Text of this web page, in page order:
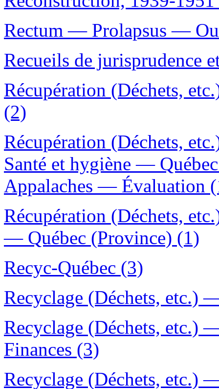
Rectum — Prolapsus —
Recueils de jurisprudence
Récupération (Déchets,
(2)
Récupération (Déchets,
Santé et hygiène —
Appalaches — Évaluation
Récupération (Déchets,
— Québec (Province) (1)
Recyc-Québec (3)
Recyclage (Déchets,
Recyclage (Déchets,
Finances (3)
Recyclage (Déchets, etc.)